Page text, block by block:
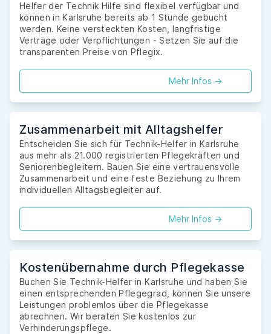
Helfer der Technik Hilfe sind flexibel verfügbar und
können in Karlsruhe bereits ab 1 Stunde gebucht
werden. Keine versteckten Kosten, langfristige
Verträge oder Verpflichtungen - Setzen Sie auf die
transparenten Preise von Pflegix.
Mehr Infos ->
Zusammenarbeit mit Alltagshelfer
Entscheiden Sie sich für Technik-Helfer in Karlsruhe
aus mehr als 21.000 registrierten Pflegekräften und
Seniorenbegleitern. Bauen Sie eine vertrauensvolle
Zusammenarbeit und eine feste Beziehung zu Ihrem
individuellen Alltagsbegleiter auf.
Mehr Infos ->
Kostenübernahme durch Pflegekasse
Buchen Sie Technik-Helfer in Karlsruhe und haben Sie
einen entsprechenden Pflegegrad, können Sie unsere
Leistungen problemlos über die Pflegekasse
abrechnen. Wir beraten Sie kostenlos zur
Verhinderungspflege.